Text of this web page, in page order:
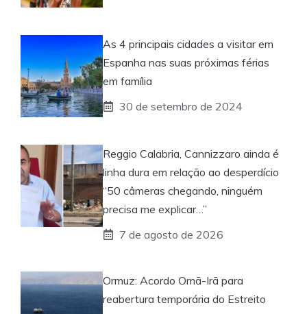
As 4 principais cidades a visitar em
Espanha nas suas próximas férias
em família
30 de setembro de 2024
Reggio Calabria, Cannizzaro ainda é
linha dura em relação ao desperdício
“50 câmeras chegando, ninguém
precisa me explicar…”
7 de agosto de 2026
Ormuz: Acordo Omã-Irã para
reabertura temporária do Estreito